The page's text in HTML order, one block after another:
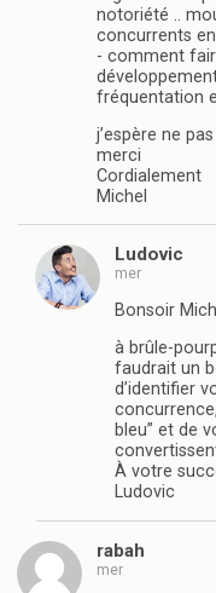
notoriété ..
concurrents
- comment
fréquentation
j’espère ne
merci
Cordialement
Michel
Ludovic
mer
Bonsoir
à brûle-
faudrait un
d’identifier
bleu” et de
À votre
Ludovic
rabah
mer